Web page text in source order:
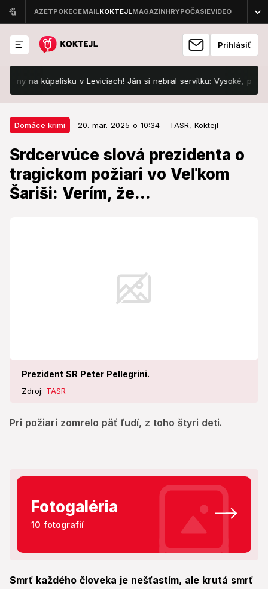
Prihlásiť
kúpalisku v Leviciach! Ján si nebral servítku: Vysoké, pre rodinu
Domáce krimi 20. mar. 2025 o 10:34 TASR, Koktejl
Srdcervúce slová prezidenta o
tragickom požiari vo Veľkom
Šariši: Verím, že...
Prezident SR Peter Pellegrini.
Zdroj: TASR
Pri požiari zomrelo päť ľudí, z toho štyri deti.
Domáce krimi 20. mar. 2025 o 10:34
Srdcervúce slová prezidenta o
tragickom požiari vo Veľkom
Šariši: Verím, že...
Fotogaléria
10 fotografií
Smrť každého človeka je nešťastím, ale krutá smrť